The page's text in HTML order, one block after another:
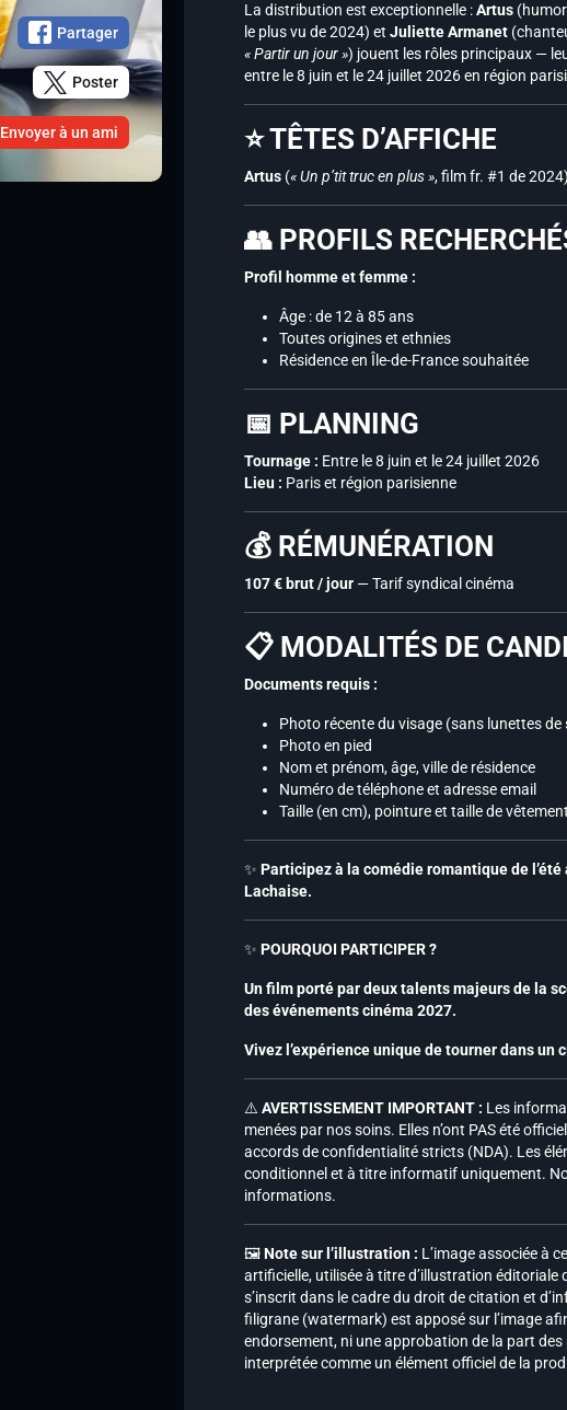
Partager
Poster
Envoyer à un ami
La distribution est exceptionnelle :Artus
le plus vu de 2024) et Juliette Armanet
« Partir un jour ») jouent les rôles principaux —
entre le 8 juin et le 24 juillet 2026 en région
⭐ TÊTES D’AFFICHE
Artus (« Un p’tit truc en plus », film fr. #1 de
👥 PROFILS
Profil homme et femme :
Âge : de 12 à 85 ans
Toutes origines et ethnies
Résidence en Île-de-France souhaitée
📅 PLANNING
Tournage : Entre le 8 juin et le 24 juillet 2026
Lieu : Paris et région parisienne
💰 RÉMUNÉRATION
107 € brut / jour — Tarif syndical cinéma
📋 MODALITÉS DE
Documents requis :
Photo récente du visage (sans lunettes de
Photo en pied
Nom et prénom, âge, ville de résidence
Numéro de téléphone et adresse email
Taille (en cm), pointure et taille de
✨ Participez à la comédie romantique de
Lachaise.
✨ POURQUOI PARTICIPER ?
Un film porté par deux talents majeurs de la
des événements cinéma 2027.
Vivez l’expérience unique de tourner dans un
⚠️ AVERTISSEMENT IMPORTANT : Les
menées par nos soins. Elles n’ont PAS été
accords de confidentialité stricts (NDA). Les
conditionnel et à titre informatif uniquement.
informations.
🖼️Note sur l’illustration : L’image associée à
artificielle, utilisée à titre d’illustration
s’inscrit dans le cadre du droit de citation et
filigrane (watermark) est apposé sur l’image
endorsement, ni une approbation de la part
interprétée comme un élément officiel de la